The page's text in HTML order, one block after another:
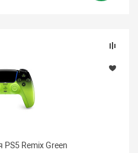
PS5 Remix Green